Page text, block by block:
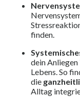
finden.
dein Anliegen
Lebens. So
die
Alltag